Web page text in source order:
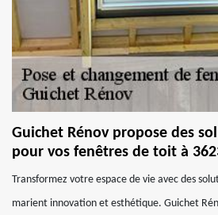
Guichet Rénov propose des
pour vos fenêtres de toit à
Transformez votre espace de vie avec des
marient innovation et esthétique. Guichet